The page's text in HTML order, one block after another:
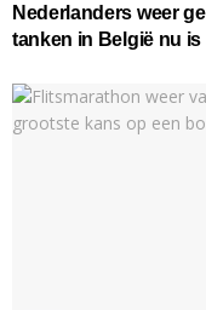
Nederlanders weer
tanken in België nu is